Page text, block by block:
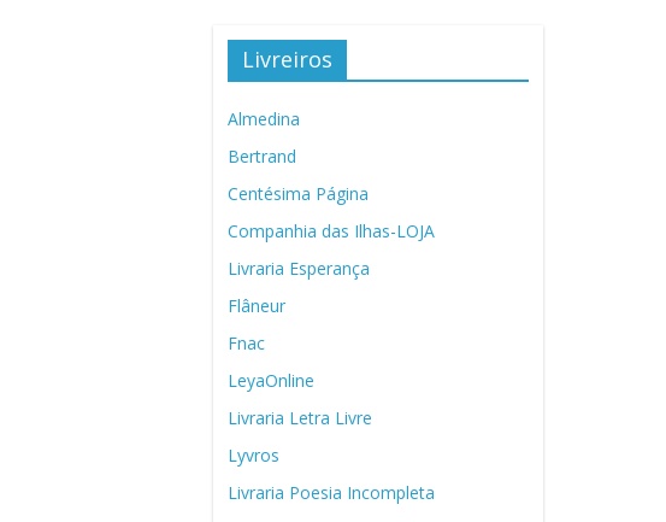
Livreiros
Almedina
Bertrand
Centésima Página
Companhia das Ilhas-LOJA
Livraria Esperança
Flâneur
Fnac
LeyaOnline
Livraria Letra Livre
Lyvros
Livraria Poesia Incompleta